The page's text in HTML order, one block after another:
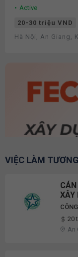
Active
20-30 triệu VND
Hà Nội, An Giang,
VIỆC LÀM
XÂY
20
An